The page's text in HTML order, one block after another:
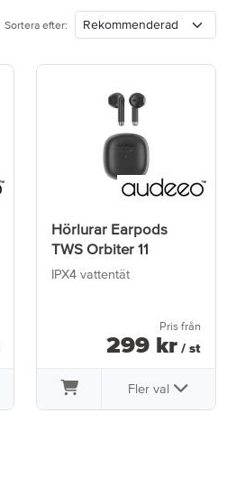
Sortera efter:
Hörlurar Earpods
TWS Orbiter 11
IPX4 vattentät
Pris från
299 kr / st
Fler val